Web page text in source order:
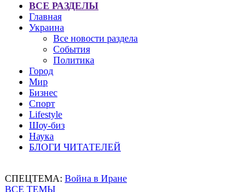
ВСЕ РАЗДЕЛЫ
Главная
Украина
Все новости раздела
События
Политика
Город
Мир
Бизнес
Спорт
Lifestyle
Шоу-биз
Наука
БЛОГИ ЧИТАТЕЛЕЙ
СПЕЦТЕМА: Война в Иране
ВСЕ ТЕМЫ